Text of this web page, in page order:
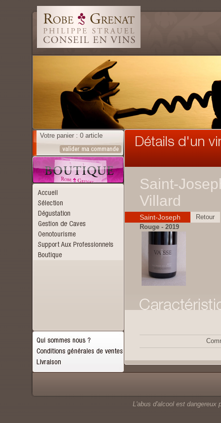
Votre panier : 0 article
Saint-
Villard
Saint-Joseph
Retour
Rouge - 2019
L'abus d'alcool est dangereux